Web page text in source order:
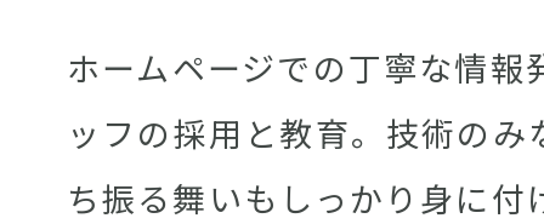
ホームページでの丁寧な情報
ッフの採用と教育。技術の
ち振る舞いもしっかり身に付